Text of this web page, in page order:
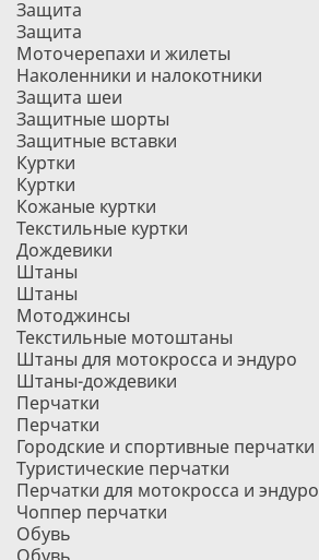
Защита
Защита
Моточерепахи и жилеты
Наколенники и налокотники
Защита шеи
Защитные шорты
Защитные вставки
Куртки
Куртки
Кожаные куртки
Текстильные куртки
Дождевики
Штаны
Штаны
Мотоджинсы
Текстильные мотоштаны
Штаны для мотокросса и эндуро
Штаны-дождевики
Перчатки
Перчатки
Городские и спортивные перчатки
Туристические перчатки
Перчатки для мотокросса и эндуро
Чоппер перчатки
Обувь